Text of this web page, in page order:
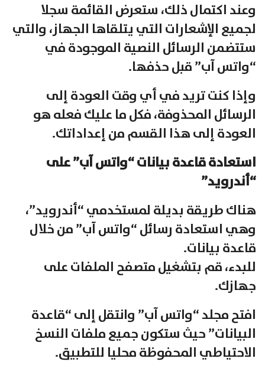
وعند اكتمال ذلك، ستعرض القائمة سجلا
لجميع الإشعارات التي يتلقاها الجهاز، والتي
ستتضمن الرسائل النصية الموجودة في
“واتس آب” قبل حذفها.
وإذا كنت تريد في أي وقت العودة إلى
الرسائل المحذوفة، فكل ما عليك فعله هو
العودة إلى هذا القسم من إعداداتك.
استعادة قاعدة بيانات “واتس آب” على
“أندرويد”
هناك طريقة بديلة لمستخدمي “أندرويد”،
وهي استعادة رسائل “واتس آب” من خلال
قاعدة بيانات.
للبدء، قم بتشغيل متصفح الملفات على
جهازك.
افتح مجلد “واتس آب” وانتقل إلى “قاعدة
البيانات” حيث ستكون جميع ملفات النسخ
الاحتياطي المحفوظة محليا للتطبيق.